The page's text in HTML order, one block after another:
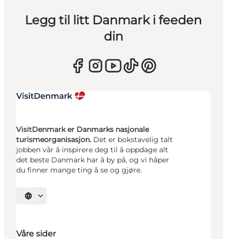
Legg til litt Danmark i feeden
din
VisitDenmark er Danmarks nasjonale
turismeorganisasjon. Det er bokstavelig talt
jobben vår å inspirere deg til å oppdage alt
det beste Danmark har å by på, og vi håper
du finner mange ting å se og gjøre.
Velg språk
Våre sider